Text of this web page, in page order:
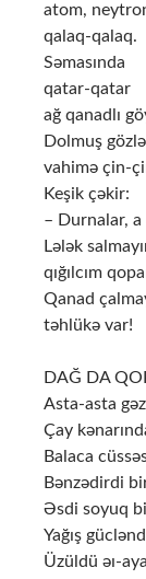
atom,
qalaq-qalaq.
Səmasında
qatar-qatar
ağ qanadlı
Dolmuş
vahimə çin-
Keşik çəkir:
– Durnalar,
Lələk
qığılcım
Qanad
təhlükə var!
DAĞ DA
Asta-asta
Çay
Balaca
Bənzədirdi
Əsdi soyuq
Yağış
Üzüldü əı-